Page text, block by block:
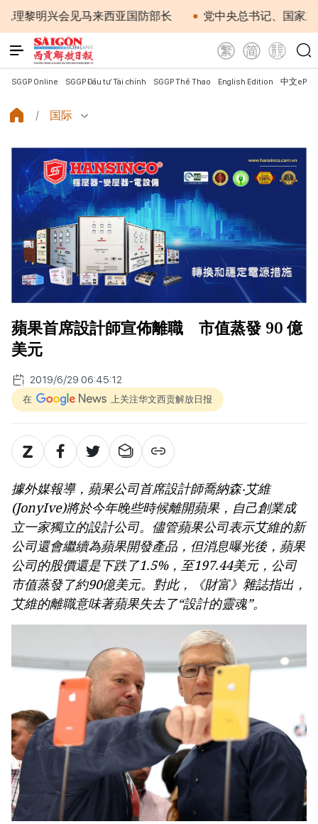
明兴会见马来西亚国防部长 党中央总书记、国家主席苏
SGGP Online SGGP Đầu tư Tài chính SGGP Thể Thao English Edition 中文
国际
蘋果首席設計師宣佈離職 市值蒸發 90 億
美元
2019/6/29 06:45:12
在 上关注华文西贡解放日报
據外媒報導，蘋果公司首席設計師喬納森‧艾維
(JonyIve)將於今年晚些時候離開蘋果，自己創業成
立一家獨立的設計公司。儘管蘋果公司表示艾維的新
公司還會繼續為蘋果開發產品，但消息曝光後，蘋果
公司的股價還是下跌了1.5%，至197.44美元，公司
市值蒸發了約90億美元。對此，《財富》雜誌指出，
艾維的離職意味著蘋果失去了“設計的靈魂”。